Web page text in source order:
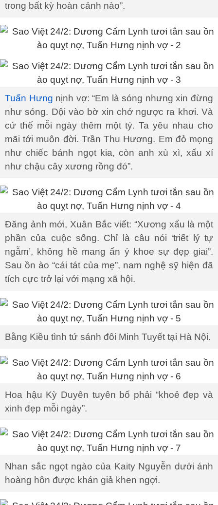
trong bất kỳ hoàn cảnh nào”.
Tuấn Hưng nịnh vợ: “Em là sóng nhưng xin đừng
như sóng. Dội vào bờ xin chớ ngược ra khơi. Và
cứ thế mỗi ngày thêm một tý. Ta yêu nhau cho
mãi tới muôn đời. Trần Thu Hương. Em đỏ mọng
như chiếc bánh ngọt kia, còn anh xù xì, xấu xí
như chậu cây xương rồng đó”.
Đăng ảnh mới, Xuân Bắc viết: “Xương xẩu là một
phần của cuộc sống. Chỉ là câu nói ‘triết lý tự
ngẫm’, không hề mang ẩn ý khoe sự đẹp giai”.
Sau ồn ào “cái tát của mẹ”, nam nghệ sỹ hiện đã
tích cực trở lại với mạng xã hội.
Bằng Kiều tình tứ sánh đôi Minh Tuyết tại Hà Nội.
Hoa hậu Kỳ Duyên tuyên bố phải “khoẻ đẹp và
xinh đẹp mỗi ngày”.
Nhan sắc ngọt ngào của Kaity Nguyễn dưới ánh
hoàng hôn được khán giả khen ngợi.